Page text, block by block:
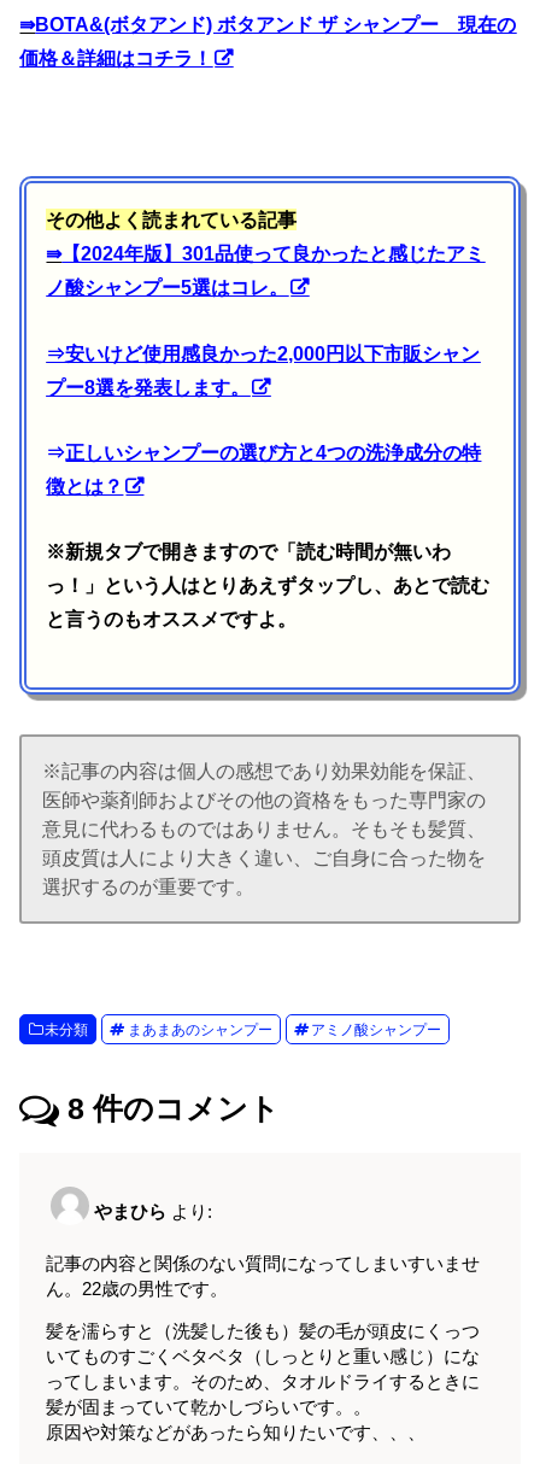
⇛BOTA&(ボタアンド) ボタアンド ザ シャンプー 現在の
価格＆詳細はコチラ！
その他よく読まれている記事
⇛【2024年版】301品使って良かったと感じたアミ
ノ酸シャンプー5選はコレ。
⇒安いけど使用感良かった2,000円以下市販シャン
プー8選を発表します。
⇒正しいシャンプーの選び方と4つの洗浄成分の特
徴とは？
※新規タブで開きますので「読む時間が無いわ
っ！」という人はとりあえずタップし、あとで読む
と言うのもオススメですよ。
※記事の内容は個人の感想であり効果効能を保証、
医師や薬剤師およびその他の資格をもった専門家の
意見に代わるものではありません。そもそも髪質、
頭皮質は人により大きく違い、ご自身に合った物を
選択するのが重要です。
未分類 まあまあのシャンプー アミノ酸シャンプー
8 件のコメント
やまひら より:
記事の内容と関係のない質問になってしまいすいませ
ん。22歳の男性です。
髪を濡らすと（洗髪した後も）髪の毛が頭皮にくっつ
いてものすごくベタベタ（しっとりと重い感じ）にな
ってしまいます。そのため、タオルドライするときに
髪が固まっていて乾かしづらいです。。
原因や対策などがあったら知りたいです、、、